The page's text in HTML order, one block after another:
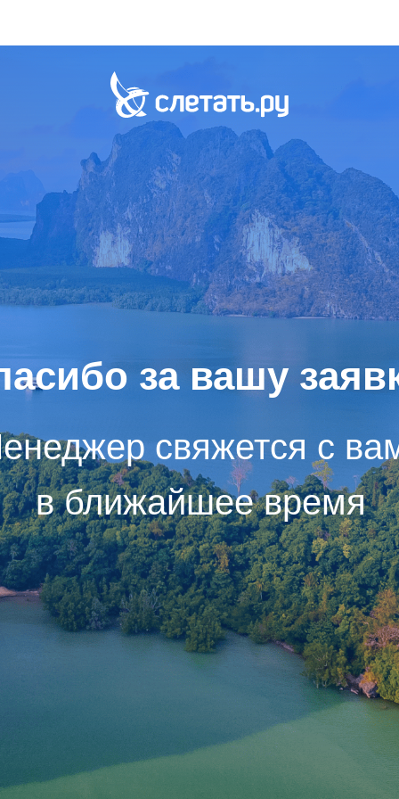
свяжется с
в ближайшее время
за вашу